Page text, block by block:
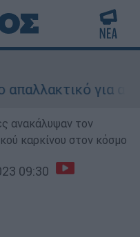
για
ανακάλυψαν τον
καρκίνου στον κόσμο
09:30